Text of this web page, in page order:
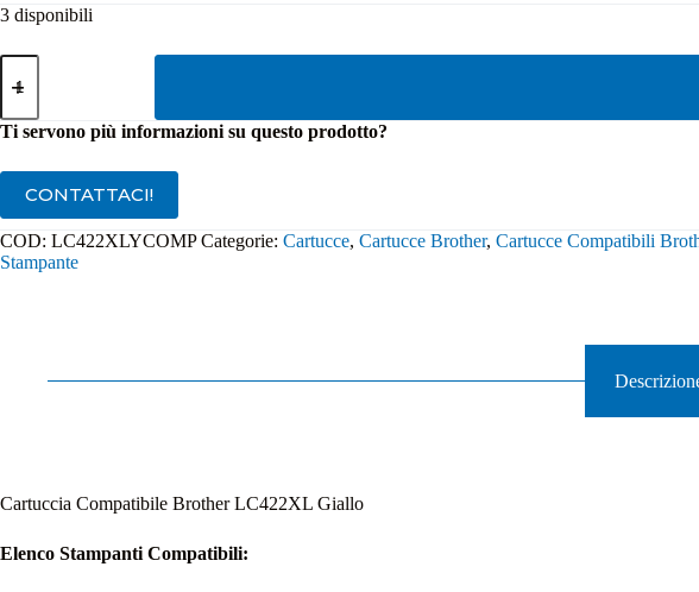
3 disponibili
Cartuccia
Compatibile
LC422XL
Giallo
Ti servono più informazioni su questo prodotto?
CONTATTACI!
COD: LC422XLYCOMP Categorie: Cartucce, Cartucce Brother, Cartucce Compatibili
Stampante
Cartuccia Compatibile Brother LC422XL Giallo
Elenco Stampanti Compatibili: